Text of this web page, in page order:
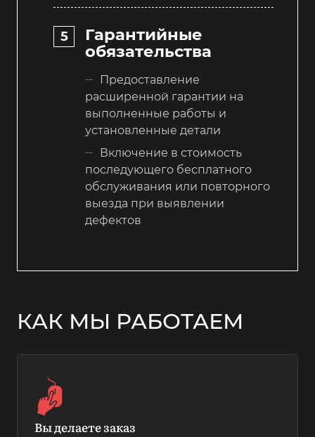
Гарантийные
обязательства
Предоставление
расширенной гарантии на
выполненные работы и
установленные детали
Включение в стоимость
последующего бесплатного
обслуживания или повторного
выезда при выявлении
дефектов
КАК МЫ РАБОТАЕМ
Вы делаете заказ